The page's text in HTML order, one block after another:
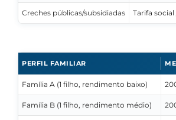
Creches públicas/subsidiadas Tarifa social
PERFIL FAMILIAR
Família A (1 filho, rendimento baixo)
Família B (1 filho, rendimento médio)